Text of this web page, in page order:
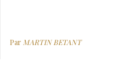
Par MARTIN BETANT